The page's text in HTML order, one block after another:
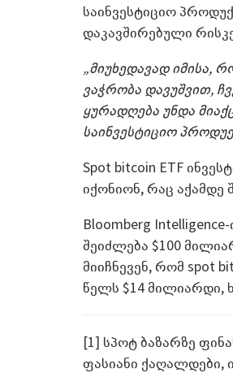
საინვესტიციო
დაკავშირებული
„მიუხედავად იმისა,
ვაჭრობა დავუშვით,
ყურადღება უნდა
საინვესტიციო
Spot bitcoin ETF
იქონიონ, რაც
Bloomberg
შეიძლება $100
მიიჩნევენ, რომ spot
წელს $14 მილიარდი,
[1] სპოტ ბაზარზე
ფასიანი ქაღალდები,